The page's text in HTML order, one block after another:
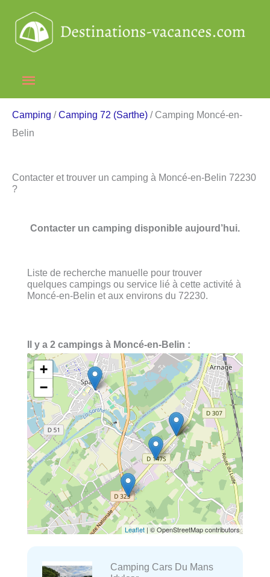
contenu
Menu
principal
Camping /Camping 72 (Sarthe) / Camping Moncé-en-
Belin
Contacter et trouver un camping à Moncé-en-Belin 72230
?
Contacter un camping disponible aujourd’hui.
Liste de recherche manuelle pour trouver
quelques campings ou service lié à cette activité à
Moncé-en-Belin et aux environs du 72230.
Il y a 2 campings à Moncé-en-Belin :
+
−
Leaflet | © OpenStreetMap contributors
Camping Cars Du Mans